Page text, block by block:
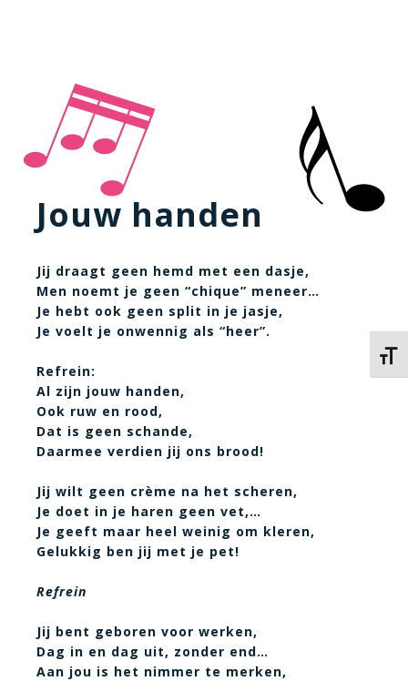
Jouw handen
Jij draagt geen hemd met een dasje,
Men noemt je geen “chique” meneer…
Je hebt ook geen split in je jasje,
Je voelt je onwennig als “heer”.
Refrein:
Al zijn jouw handen,
Ook ruw en rood,
Dat is geen schande,
Daarmee verdien jij ons brood!
Jij wilt geen crème na het scheren,
Je doet in je haren geen vet,…
Je geeft maar heel weinig om kleren,
Gelukkig ben jij met je pet!
Refrein
Jij bent geboren voor werken,
Dag in en dag uit, zonder end…
Aan jou is het nimmer te merken,